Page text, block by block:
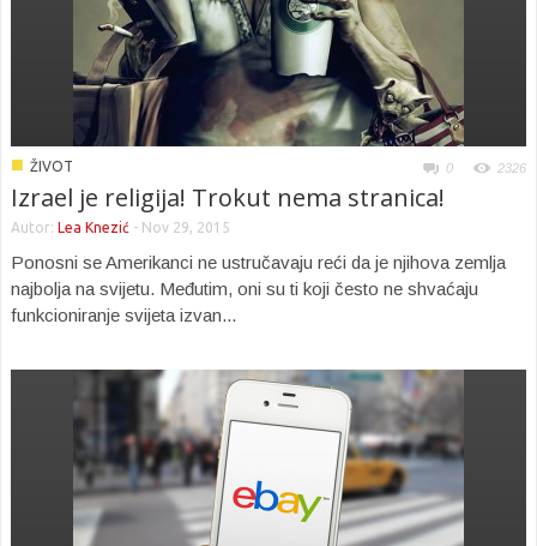
■ ŽIVOT 0 2326
Izrael je religija! Trokut nema stranica!
Autor: Lea Knezić - Nov 29, 2015
Ponosni se Amerikanci ne ustručavaju reći da je njihova zemlja
najbolja na svijetu. Međutim, oni su ti koji često ne shvaćaju
funkcioniranje svijeta izvan...